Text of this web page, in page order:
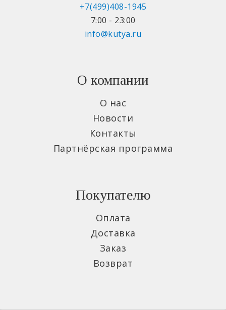
+7(499)408-1945
7:00 - 23:00
info@kutya.ru
О компании
О нас
Новости
Контакты
Партнёрская программа
Покупателю
Оплата
Доставка
Заказ
Возврат